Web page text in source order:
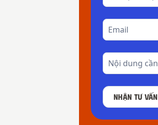
NHẬN TƯ VẤN